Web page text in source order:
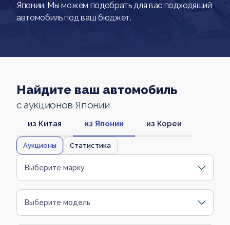
Японии. Мы можем подобрать для вас подходящий
автомобиль под ваш бюджет.
Найдите ваш автомобиль
с аукционов Японии
из Китая из Японии из Кореи
Аукционы Статистика
Выберите марку
Выберите модель